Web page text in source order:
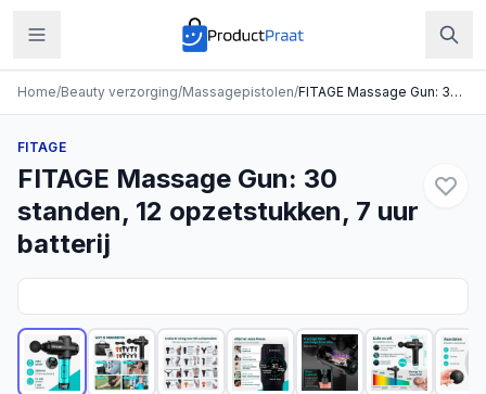
Home/Beauty verzorging/Massagepistolen/ FITAGE Massage Gun: 30 standen, 12 opzetstukken, 7 uur batterij
FITAGE
FITAGE Massage Gun: 30
standen, 12 opzetstukken, 7 uur
batterij